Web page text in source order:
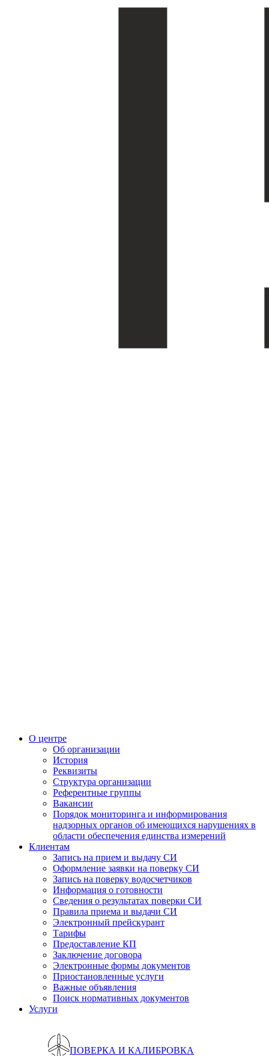
О центре
Об организации
История
Реквизиты
Структура организации
Референтные группы
Вакансии
Порядок мониторинга и информирования
надзорных органов об имеющихся нарушениях в
области обеспечения единства измерений
Клиентам
Запись на прием и выдачу СИ
Оформление заявки на поверку СИ
Запись на поверку водосчетчиков
Информация о готовности
Сведения о результатах поверки СИ
Правила приема и выдачи СИ
Электронный прейскурант
Тарифы
Предоставление КП
Заключение договора
Электронные формы документов
Приостановленные услуги
Важные объявления
Поиск нормативных документов
Услуги
ПОВЕРКА И КАЛИБРОВКА